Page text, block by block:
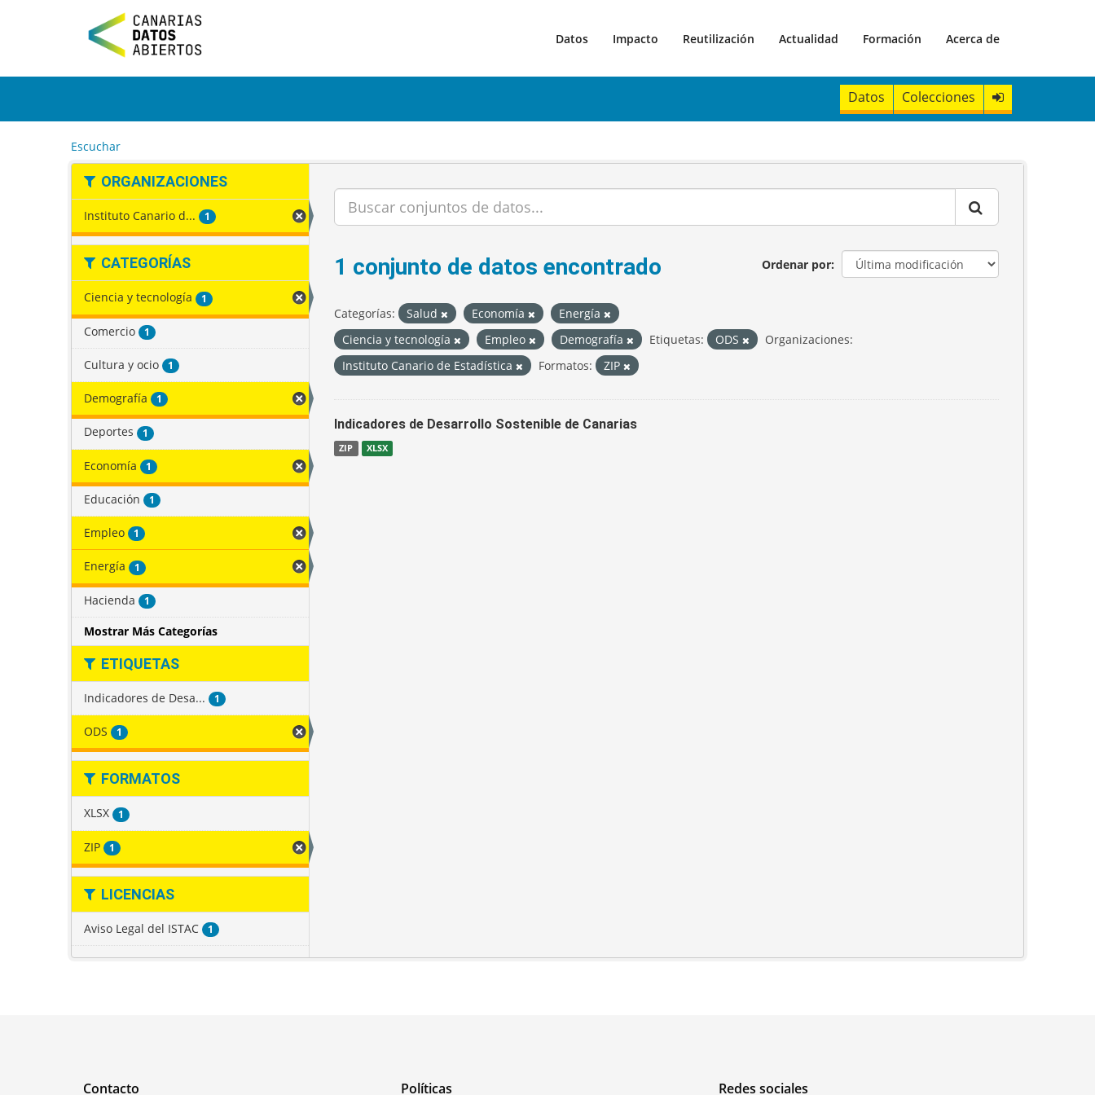
t
Datos Impacto Reutilización Actualidad Formación Acerca de
Datos Colecciones
Escuchar
ORGANIZACIONES
Instituto Canario d... 1
CATEGORÍAS
Ciencia y tecnología 1
Comercio 1
Cultura y ocio 1
Demografía 1
Deportes 1
Economía 1
Educación 1
Empleo 1
Energía 1
Hacienda 1
Mostrar Más Categorías
ETIQUETAS
Indicadores de Desa... 1
ODS 1
FORMATOS
XLSX 1
ZIP 1
LICENCIAS
Aviso Legal del ISTAC 1
Ordenar por
1 conjunto de datos encontrado
Categorías: Salud Economía
Energía
Ciencia y tecnología
Empleo Demografía Etiquetas: ODS
Organizaciones:
Instituto Canario de Estadística
Formatos: ZIP
Indicadores de Desarrollo Sostenible de Canarias
ZIP XLSX
Contacto Políticas Redes sociales